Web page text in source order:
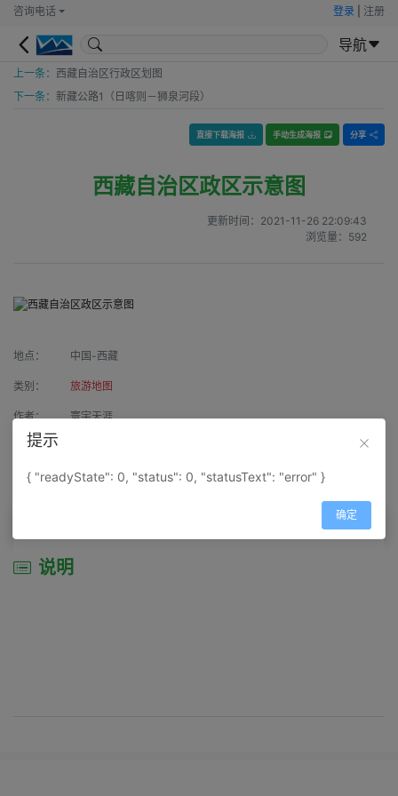
咨询电话 登录 注册
导航
上一条： 西藏自治区行政区划图
下一条： 新藏公路1（日喀则－狮泉河段）
直接下载海报 手动生成海报 分享
西藏自治区政区示意图
更新时间： 2021-11-26 22:09:43
浏览量： 592
地点： 中国-西藏
类别： 旅游地图
作者： 寰宇天涯
来源：
属性： 地图属性： 地图类型-行政区划图
说明
提示
{ "readyState": 0, "status": 0, "statusText": "error" }
确定